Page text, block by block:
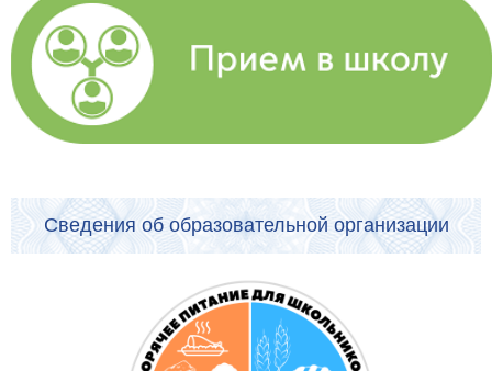
Сведения об образовательной организации